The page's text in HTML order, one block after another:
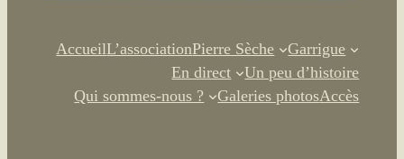
AccueilL’associationPierre Sèche
Garrigue
En direct
Un peu d’histoire
Qui sommes-nous ?
Galeries photosAccès